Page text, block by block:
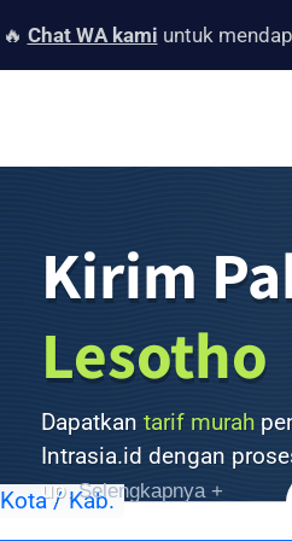
🔥 Chat WA kami untuk
Kirim
Lesotho
Dapatkan tarif murah
Intrasia.id dengan
up.Selengkapnya +
Kota / Kab.